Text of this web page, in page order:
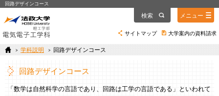
回路デザインコース
サイトマップ 大学案内の資料請求
検索 メニュー
学科説明 回路デザインコース
回路デザインコース
「数学は自然科学の言語であり、回路は工学の言語である」といわれて